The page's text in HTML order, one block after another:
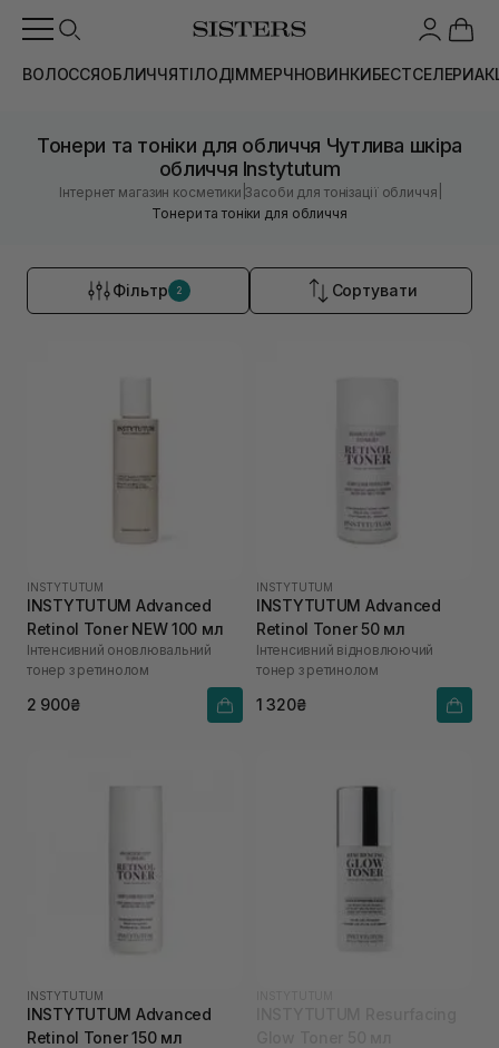
ВОЛОССЯОБЛИЧЧЯТІЛОДІММЕРЧНОВИНКИБЕСТСЕЛЕРИ
Тонери та тоніки для обличчя Чутлива шкіра
обличчя Instytutum
Інтернет магазин косметики |Засоби для тонізації обличчя
Тонери та тоніки для обличчя
Фільтр 2 Сортувати
INSTYTUTUM
INSTYTUTUM Advanced
Retinol Toner NEW 100 мл
Інтенсивний оновлювальний
тонер з ретинолом
2 900₴
INSTYTUTUM
INSTYTUTUM Advanced
Retinol Toner 50 мл
Інтенсивний відновлюючий
тонер з ретинолом
1 320₴
INSTYTUTUM
INSTYTUTUM Advanced
Retinol Toner 150 мл